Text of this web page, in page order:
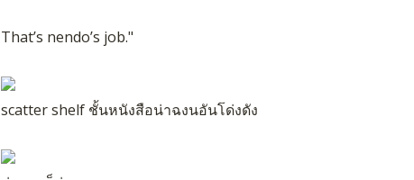
That’s nendo’s job."
scatter shelf ชั้นหนังสือน่าฉงนอันโด่งดัง